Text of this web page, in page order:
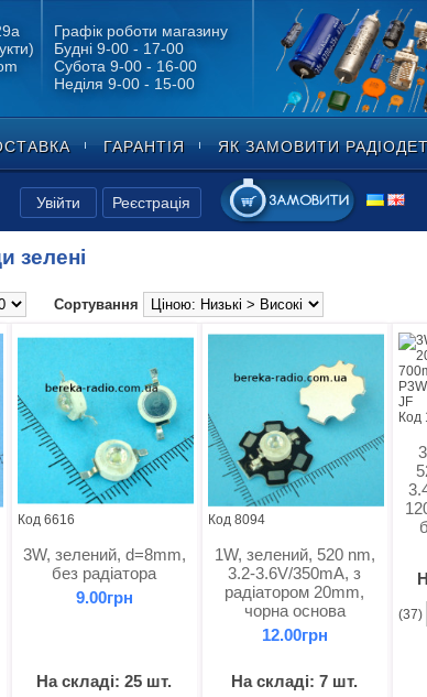
Графік роботи магазину
Будні 9-00 - 17-00
Субота 9-00 - 16-00
Неділя 9-00 - 15-00
ГАРАНТІЯ ЯК ЗАМОВИТИ
Увійти Реєстрація
зелені
Сортування
Код 6616
3W, зелений, d=8mm,
без радіатора
9.00грн
На складі: 25 шт.
Код 8094
1W, зелений, 520 nm,
3.2-3.6V/350mA, з
радіатором 20mm,
чорна основа
12.00грн
На складі: 7 шт.
Код
(37)